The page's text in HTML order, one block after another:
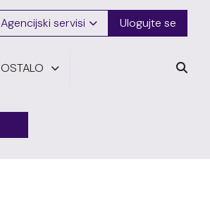
Agencijski servisi Ulogujte se
OSTALO